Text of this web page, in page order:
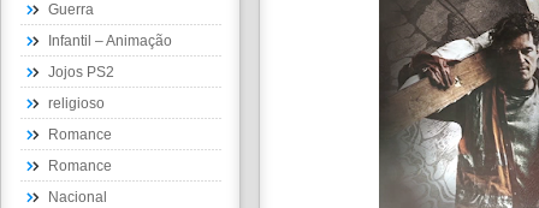
Guerra
Infantil – Animação
Jojos PS2
religioso
Romance
Romance
Nacional